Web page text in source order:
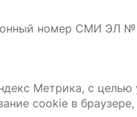
номер СМИ ЭЛ №
Метрика, с
сооkіе в